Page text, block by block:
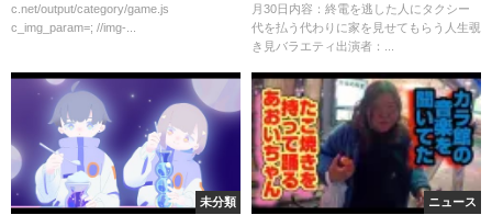
c.net/output/category/game.js
c_img_param=; //img-...
月30日内容：終電を逃した人にタクシー
代を払う代わりに家を見せてもらう人生覗
き見バラエティ出演者：...
未分類 ニュース